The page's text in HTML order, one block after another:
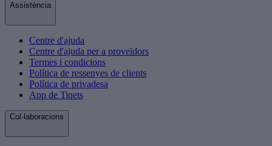
Assistència
Centre d'ajuda
Centre d'ajuda per a proveïdors
Termes i condicions
Política de ressenyes de clients
Política de privadesa
App de Tiqets
Col·laboracions